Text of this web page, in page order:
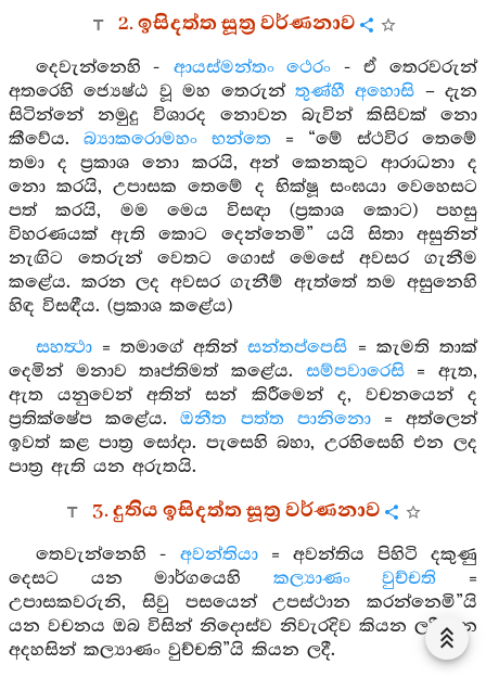
2. ඉසිදත්ත සූත්‍ර වර්ණනාව
දෙවැන්නෙහි - ආයස්මන්තං ථෙරං - ඒ තෙරවරුන්
අතරෙහි ජ්‍යෙෂ්ඨ වූ මහ තෙරුන් තුණ්හී අහොසි – දැන
සිටින්නේ නමුදු විශාරද නොවන බැවින් කිසිවක් නො
කීවේය. බ්‍යාකරොමහං භන්තෙ = “මේ ස්ථවිර තෙමේ
තමා ද ප්‍රකාශ නො කරයි, අන් කෙනකුට ආරාධනා ද
නො කරයි, උපාසක තෙමේ ද භික්ෂූ සංඝයා වෙහෙසට
පත් කරයි, මම මෙය විසඳා (ප්‍රකාශ කොට) පහසු
විහරණයක් ඇති කොට දෙන්නෙමි” යයි සිතා අසුනින්
නැඟිට තෙරුන් වෙතට ගොස් මෙසේ අවසර ගැනීම
කළේය. කරන ලද අවසර ගැනීම් ඇත්තේ තම අසුනෙහි
හිඳ විසඳීය. (ප්‍රකාශ කළේය)
සහත්‍ථා= තමාගේ අතින්සන්තප්පෙසි = කැමති තාක්
දෙමින් මනාව තෘප්තිමත් කළේය. සම්පවාරෙසි= ඇත,
ඇත යනුවෙන් අතින් සන් කිරීමෙන් ද, වචනයෙන් ද
ප්‍රතික්ෂේප කළේය.ඔනීත පත්ත පානිනො= අත්ලෙන්
ඉවත් කළ පාත්‍ර සෝදා. පැසෙහි බහා, උරහිසෙහි එන ලද
පාත්‍ර ඇති යන අරුතයි.
3. දුතිය ඉසිදත්ත සූත්‍ර වර්ණනාව
තෙවැන්නෙහි - අවන්තියා= අවන්තිය පිහිටි දකුණු
දෙසට යන මාර්ගයෙහි කල්‍යාණං වුච්චති =
උපාසකවරුනි, සිවු පසයෙන් උපස්ථාන කරන්නෙමි”යි
යන වචනය ඔබ විසින් නිදොස්ව නිවැරදිව කියන ලදී යන
අදහසින් කල්‍යාණං වුච්චති”යි කියන ලදී.